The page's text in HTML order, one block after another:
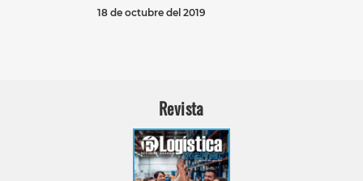
18 de octubre del 2019
Revista